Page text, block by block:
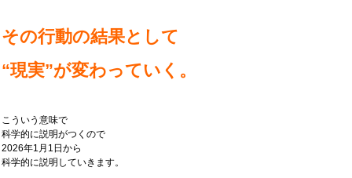
その行動の結果として
“現実”が変わっていく。
こういう意味で
科学的に説明がつくので
2026年1月1日から
科学的に説明していきます。